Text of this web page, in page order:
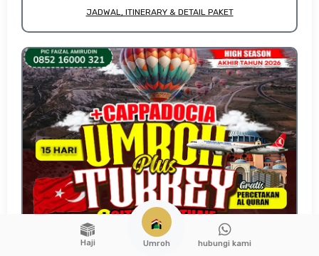
JADWAL, ITINERARY & DETAIL PAKET
Haji Umroh hubungi kami